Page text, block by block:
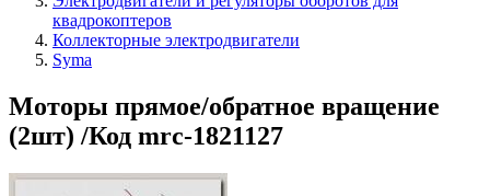
квадрокоптеров
Коллекторные электродвигатели
Syma
Моторы прямое/обратное вращение
(2шт) /Код mrc-1821127